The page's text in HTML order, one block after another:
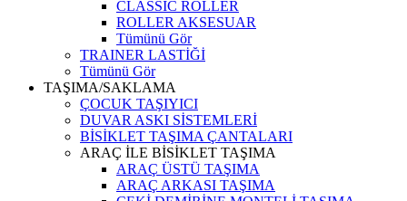
CLASSIC ROLLER
ROLLER AKSESUAR
Tümünü Gör
TRAINER LASTİĞİ
Tümünü Gör
TAŞIMA/SAKLAMA
ÇOCUK TAŞIYICI
DUVAR ASKI SİSTEMLERİ
BİSİKLET TAŞIMA ÇANTALARI
ARAÇ İLE BİSİKLET TAŞIMA
ARAÇ ÜSTÜ TAŞIMA
ARAÇ ARKASI TAŞIMA